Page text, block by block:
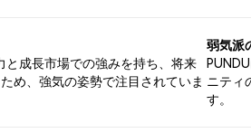
と成長市場での強みを持ち、将来
め、強気の姿勢で注目されていま
弱気派
ニティ
す。